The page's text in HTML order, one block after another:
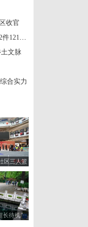
收官
2023年至2025年山东检方批捕毒品犯罪案件872件1213人
文脉
合实力
区三人篮
长待机”